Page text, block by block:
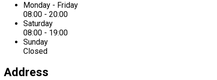
Monday - Friday
08:00 - 20:00
Saturday
08:00 - 19:00
Sunday
Closed
Address